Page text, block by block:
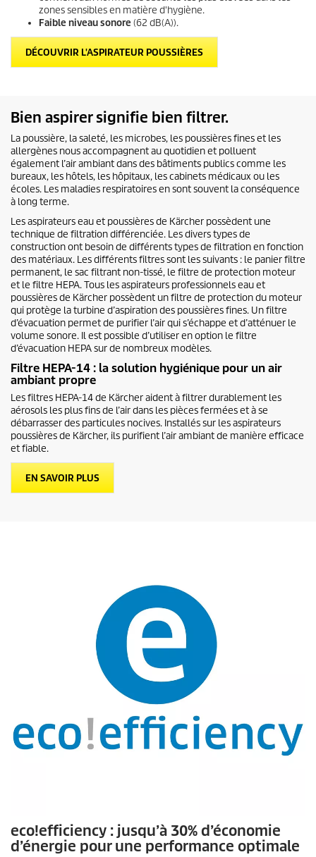
zones sensibles en matière d'hygiène.
Faible niveau sonore (62 dB(A)).
DÉCOUVRIR L'ASPIRATEUR POUSSIÈRES
Bien aspirer signifie bien filtrer.
La poussière, la saleté, les microbes, les poussières fines et les
allergènes nous accompagnent au quotidien et polluent
également l’air ambiant dans des bâtiments publics comme les
bureaux, les hôtels, les hôpitaux, les cabinets médicaux ou les
écoles. Les maladies respiratoires en sont souvent la conséquence
à long terme.
Les aspirateurs eau et poussières de Kärcher possèdent une
technique de filtration différenciée. Les divers types de
construction ont besoin de différents types de filtration en fonction
des matériaux. Les différents filtres sont les suivants : le panier filtre
permanent, le sac filtrant non-tissé, le filtre de protection moteur
et le filtre HEPA. Tous les aspirateurs professionnels eau et
poussières de Kärcher possèdent un filtre de protection du moteur
qui protège la turbine d’aspiration des poussières fines. Un filtre
d’évacuation permet de purifier l’air qui s’échappe et d’atténuer le
volume sonore. Il est possible d’utiliser en option le filtre
d’évacuation HEPA sur de nombreux modèles.
Filtre HEPA-14 : la solution hygiénique pour un air
ambiant propre
Les filtres HEPA-14 de Kärcher aident à filtrer durablement les
aérosols les plus fins de l’air dans les pièces fermées et à se
débarrasser des particules nocives. Installés sur les aspirateurs
poussières de Kärcher, ils purifient l’air ambiant de manière efficace
et fiable.
EN SAVOIR PLUS
eco!efficiency : jusqu’à 30% d’économie
d’énergie pour une performance optimale